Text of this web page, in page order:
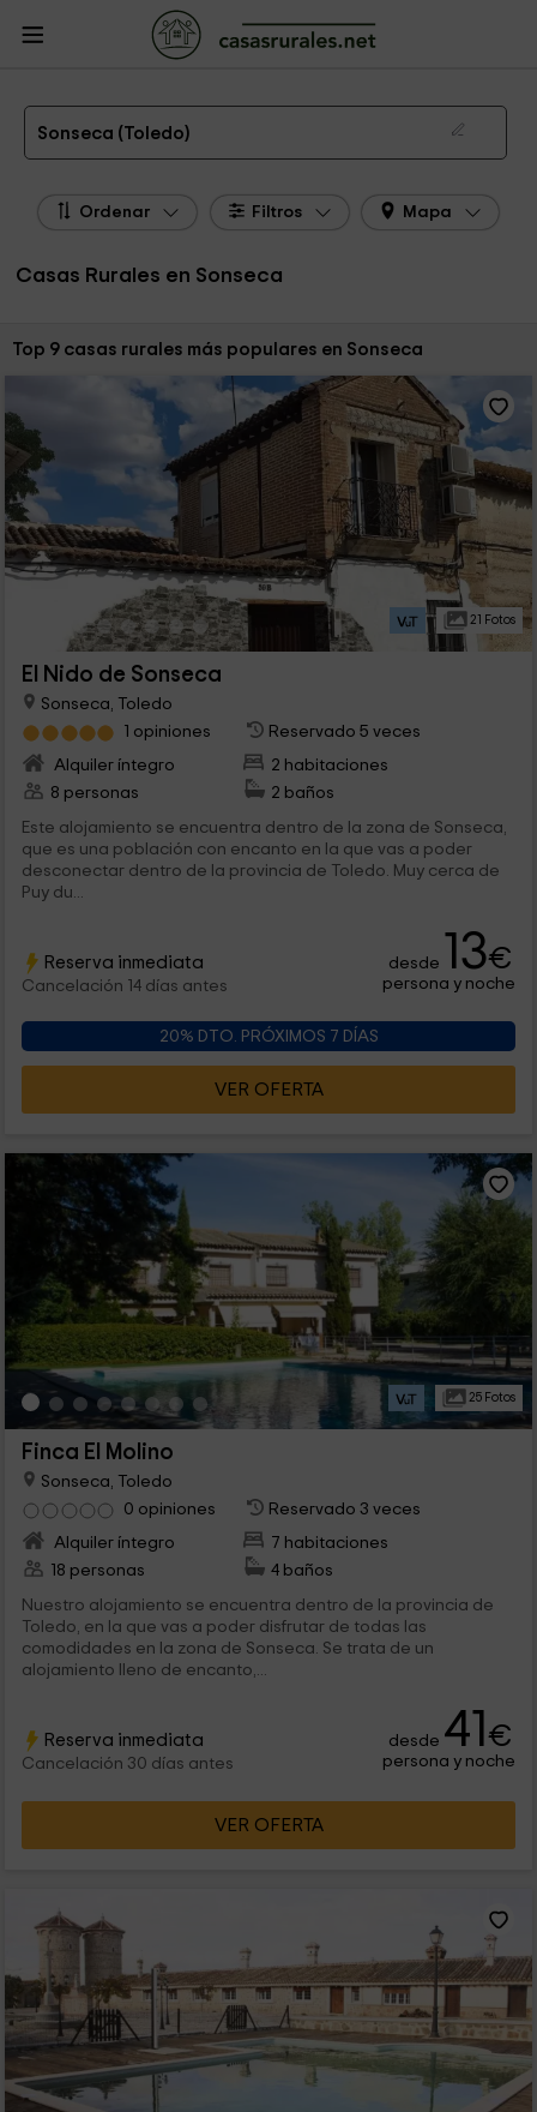
Casas Rurales
Rurales Toledo
Casas Rurales Sonseca
Las 9 mejores casas rurales en Sonseca de 2026
Sonseca (Toledo)
Ordenar Filtros Mapa
Casas Rurales en Sonseca
Ordenar por:
Top 9 casas rurales más populares en Sonseca
21 Fotos
El Nido de Sonseca
Sonseca, Toledo
1 opiniones
Reservado 5 veces
Alquiler íntegro
2 habitaciones
8 personas
2 baños
Este alojamiento se encuentra dentro de la zona de Sonseca,
que es una población con encanto en la que vas a poder
desconectar dentro de la provincia de Toledo. Muy cerca de
Puy du...
Reserva inmediata
Cancelación 14 días antes
desde 13€
persona y noche
20% DTO. PRÓXIMOS 7 DÍAS
VER OFERTA
25 Fotos
Finca El Molino
Sonseca, Toledo
0 opiniones
Reservado 3 veces
Alquiler íntegro
7 habitaciones
18 personas
4 baños
Nuestro alojamiento se encuentra dentro de la provincia de
Toledo, en la que vas a poder disfrutar de todas las
comodidades en la zona de Sonseca. Se trata de un
alojamiento lleno de encanto,...
Reserva inmediata
Cancelación 30 días antes
desde 41€
persona y noche
VER OFERTA